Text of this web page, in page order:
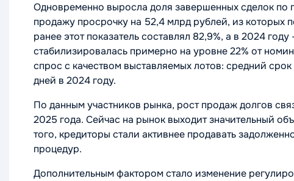
Одновременно выросла доля завершенных сделок
продажу просрочку на 52,4 млрд рублей, из которых
ранее этот показатель составлял 82,9%, а в 2024
стабилизировалась примерно на уровне 22% от
спрос с качеством выставляемых лотов: средний
дней в 2024 году.
По данным участников рынка, рост продаж долгов
2025 года. Сейчас на рынок выходит значительный
того, кредиторы стали активнее продавать
процедур.
Дополнительным фактором стало изменение